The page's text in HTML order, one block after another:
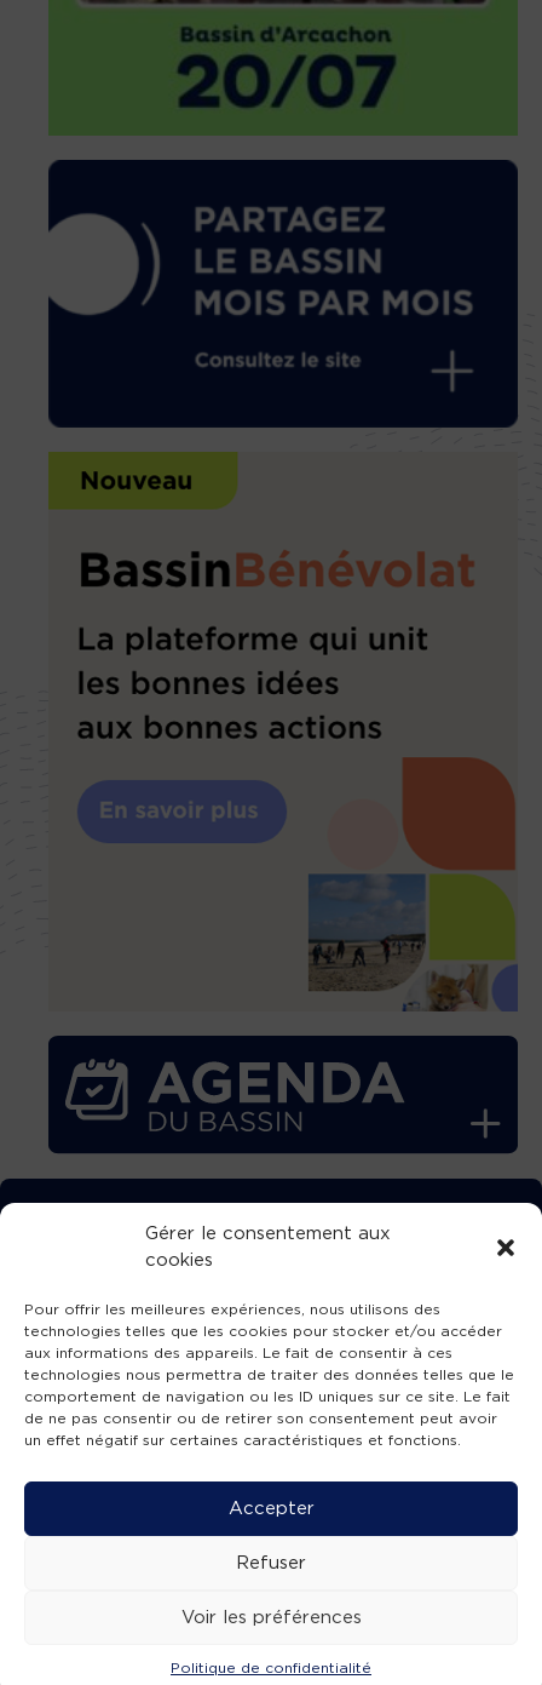
Gérer le consentement aux
cookies
Pour offrir les meilleures expériences, nous utilisons des
technologies telles que les cookies pour stocker et/ou accéder
aux informations des appareils. Le fait de consentir à ces
technologies nous permettra de traiter des données telles que le
comportement de navigation ou les ID uniques sur ce site. Le fait
de ne pas consentir ou de retirer son consentement peut avoir
un effet négatif sur certaines caractéristiques et fonctions.
Accepter
Refuser
Voir les préférences
Politique de confidentialité
ÉMISSIONS AGENDA
TÉLÉCHARGEZ GRATUITEMENT
L’APPLICATION TVBA !
SUIVEZ-NOUS !
Mentions légales -Accessibilité